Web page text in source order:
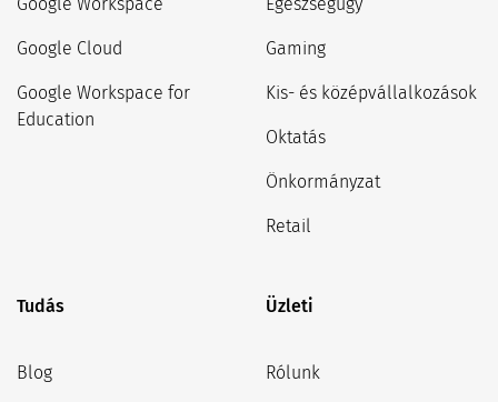
Google Cloud
Google Workspace for
Education
Gaming
Kis- és középvállalkozások
Oktatás
Önkormányzat
Retail
Tudás
Blog
Üzleti
Rólunk